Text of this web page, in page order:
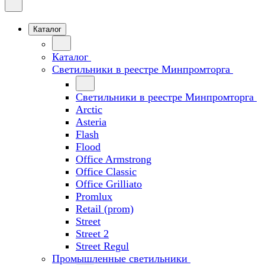
Каталог
Каталог
Светильники в реестре Минпромторга
Светильники в реестре Минпромторга
Arctic
Asteria
Flash
Flood
Office Armstrong
Office Classic
Office Grilliato
Promlux
Retail (prom)
Street
Street 2
Street Regul
Промышленные светильники